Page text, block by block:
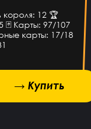
короля: 12 🏆
🃏 Карты: 97/107
карты: 17/18
→ Купить
ГК
и